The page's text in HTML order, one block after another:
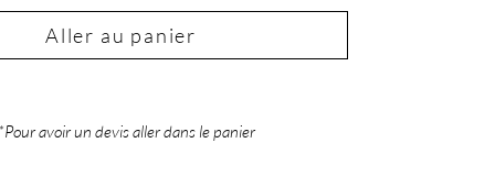
Aller au panier
*Pour avoir un devis aller dans le panier